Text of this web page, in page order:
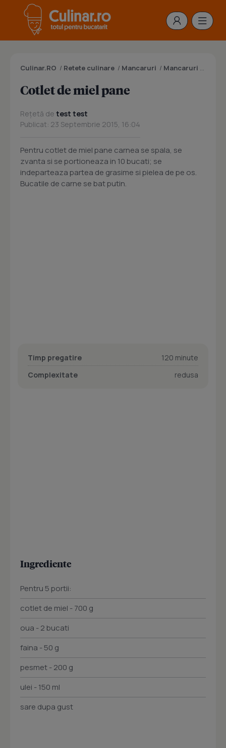
Culinar.RO / Retete culinare / Mancaruri / Mancaruri cu carne
Cotlet de miel pane
Rețetă de test test
Publicat: 23 Septembrie 2015, 16:04
Pentru cotlet de miel pane carnea se spala, se
zvanta si se portioneaza in 10 bucati; se
indeparteaza partea de grasime si pielea de pe os.
Bucatile de carne se bat putin.
Timp pregatire
120 minute
Complexitate
redusa
Ingrediente
Pentru 5 portii:
cotlet de miel - 700 g
oua - 2 bucati
faina - 50 g
pesmet - 200 g
ulei - 150 ml
sare dupa gust